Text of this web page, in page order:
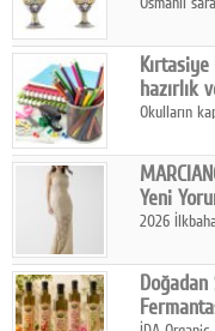
Ağustos'ta
hazırlık
Okulların
sanat ve
geçiriyor.
Yeni
2026